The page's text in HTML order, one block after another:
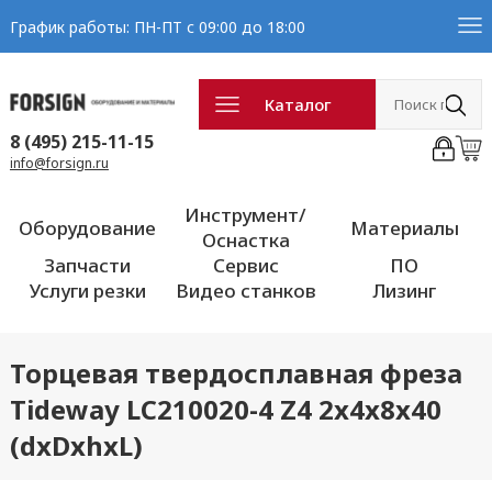
График работы: ПН-ПТ с 09:00 до 18:00
Каталог
8 (495) 215-11-15
info@forsign.ru
Оборудование
Инструмент/
Оснастка
Материалы
Запчасти
Сервис
ПО
Услуги резки
Видео станков Лизинг
Торцевая твердосплавная фреза
Tideway LC210020-4 Z4 2x4x8x40
(dxDxhxL)